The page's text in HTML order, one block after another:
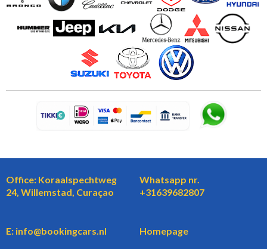
Office: Koraalspechtweg
24, Willemstad, Curaçao
Whatsapp nr.
+31639682807
E: info@bookingcars.nl Homepage